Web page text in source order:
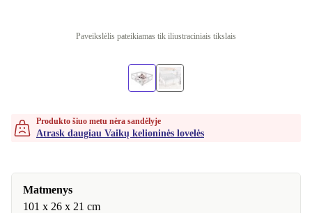
Paveikslėlis pateikiamas tik iliustraciniais tikslais
Produkto šiuo metu nėra sandėlyje
Atrask daugiau Vaikų kelioninės lovelės
Matmenys
101 x 26 x 21 cm